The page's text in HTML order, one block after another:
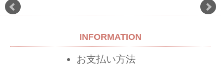
INFORMATION
お支払い方法